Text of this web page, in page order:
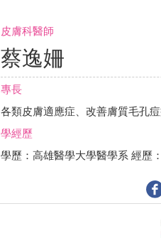
皮膚科醫師
蔡逸姍
專長
各類皮膚適應症、改善膚質毛孔
學經歷
學歷：高雄醫學大學醫學系 經歷